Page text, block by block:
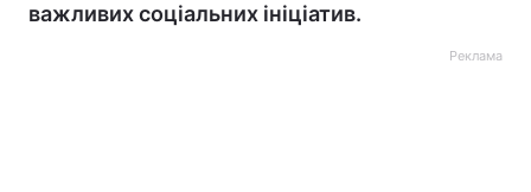
важливих соціальних ініціатив.
Реклама